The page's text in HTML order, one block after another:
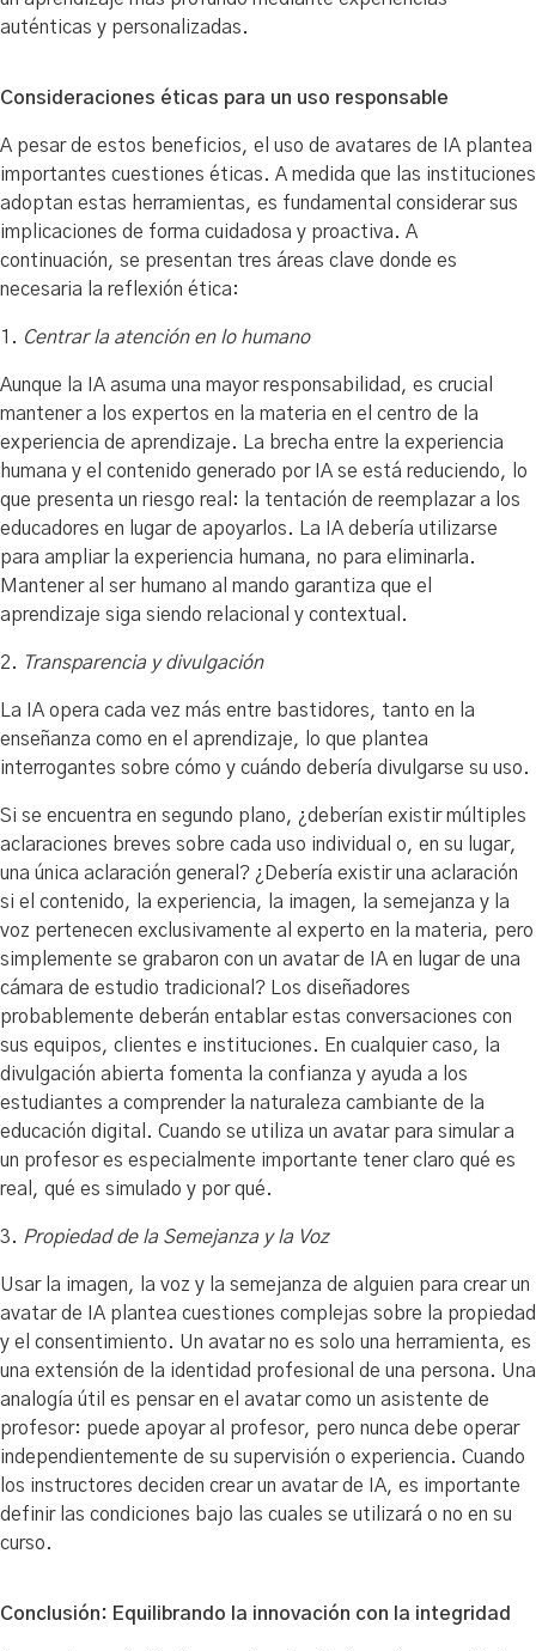
auténticas y personalizadas.
Consideraciones éticas para un uso responsable
A pesar de estos beneficios, el uso de avatares de IA plantea
importantes cuestiones éticas. A medida que las instituciones
adoptan estas herramientas, es fundamental considerar sus
implicaciones de forma cuidadosa y proactiva. A
continuación, se presentan tres áreas clave donde es
necesaria la reflexión ética:
1. Centrar la atención en lo humano
Aunque la IA asuma una mayor responsabilidad, es crucial
mantener a los expertos en la materia en el centro de la
experiencia de aprendizaje. La brecha entre la experiencia
humana y el contenido generado por IA se está reduciendo, lo
que presenta un riesgo real: la tentación de reemplazar a los
educadores en lugar de apoyarlos. La IA debería utilizarse
para ampliar la experiencia humana, no para eliminarla.
Mantener al ser humano al mando garantiza que el
aprendizaje siga siendo relacional y contextual.
2. Transparencia y divulgación
La IA opera cada vez más entre bastidores, tanto en la
enseñanza como en el aprendizaje, lo que plantea
interrogantes sobre cómo y cuándo debería divulgarse su uso.
Si se encuentra en segundo plano, ¿deberían existir múltiples
aclaraciones breves sobre cada uso individual o, en su lugar,
una única aclaración general? ¿Debería existir una aclaración
si el contenido, la experiencia, la imagen, la semejanza y la
voz pertenecen exclusivamente al experto en la materia, pero
simplemente se grabaron con un avatar de IA en lugar de una
cámara de estudio tradicional? Los diseñadores
probablemente deberán entablar estas conversaciones con
sus equipos, clientes e instituciones. En cualquier caso, la
divulgación abierta fomenta la confianza y ayuda a los
estudiantes a comprender la naturaleza cambiante de la
educación digital. Cuando se utiliza un avatar para simular a
un profesor es especialmente importante tener claro qué es
real, qué es simulado y por qué.
3. Propiedad de la Semejanza y la Voz
Usar la imagen, la voz y la semejanza de alguien para crear un
avatar de IA plantea cuestiones complejas sobre la propiedad
y el consentimiento. Un avatar no es solo una herramienta, es
una extensión de la identidad profesional de una persona. Una
analogía útil es pensar en el avatar como un asistente de
profesor: puede apoyar al profesor, pero nunca debe operar
independientemente de su supervisión o experiencia. Cuando
los instructores deciden crear un avatar de IA, es importante
definir las condiciones bajo las cuales se utilizará o no en su
curso.
Conclusión: Equilibrando la innovación con la integridad